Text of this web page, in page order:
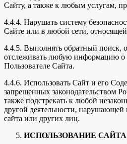
Сайту, а также к любым услугам,
4.4.4. Нарушать систему
Сайте или в любой сети,
4.4.5. Выполнять обратный поиск,
отслеживать любую информацию
Пользователе Сайта.
4.4.6. Использовать Сайт и его
запрещенных законодательством
также подстрекать к любой
другой деятельности,
сайта или других лиц.
ИСПОЛЬЗОВАНИЕ САЙТА